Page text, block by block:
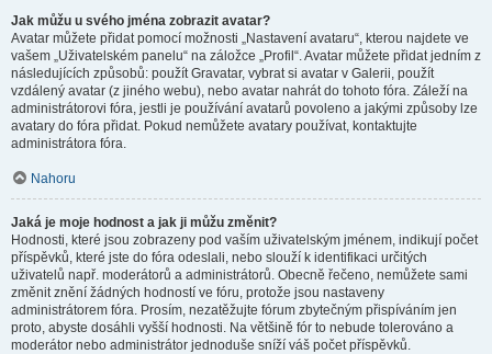
Jak můžu u svého jména zobrazit avatar?
Avatar můžete přidat pomocí možnosti „Nastavení avataru“, kterou najdete ve
vašem „Uživatelském panelu“ na záložce „Profil“. Avatar můžete přidat jedním z
následujících způsobů: použít Gravatar, vybrat si avatar v Galerii, použít
vzdálený avatar (z jiného webu), nebo avatar nahrát do tohoto fóra. Záleží na
administrátorovi fóra, jestli je používání avatarů povoleno a jakými způsoby lze
avatary do fóra přidat. Pokud nemůžete avatary používat, kontaktujte
administrátora fóra.
Nahoru
Jaká je moje hodnost a jak ji můžu změnit?
Hodnosti, které jsou zobrazeny pod vaším uživatelským jménem, indikují počet
příspěvků, které jste do fóra odeslali, nebo slouží k identifikaci určitých
uživatelů např. moderátorů a administrátorů. Obecně řečeno, nemůžete sami
změnit znění žádných hodností ve fóru, protože jsou nastaveny
administrátorem fóra. Prosím, nezatěžujte fórum zbytečným přispíváním jen
proto, abyste dosáhli vyšší hodnosti. Na většině fór to nebude tolerováno a
moderátor nebo administrátor jednoduše sníží váš počet příspěvků.